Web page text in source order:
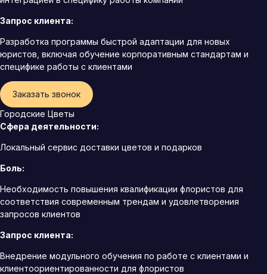
Запрос клиента:
Разработка программы быстрой адаптации для новых
юристов, включая обучение корпоративным стандартам и
специфике работы с клиентами
Заказать звонок
Городские Цветы
Сфера деятельности:
Локальный сервис доставки цветов и подарков
Боль:
Необходимость повышения квалификации флористов для
соответствия современным трендам и удовлетворения
запросов клиентов
Запрос клиента:
Внедрение модульного обучения по работе с клиентами и
клиентоориентированности для флористов